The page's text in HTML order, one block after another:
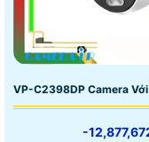
VP-C2398DP Camera Với
-